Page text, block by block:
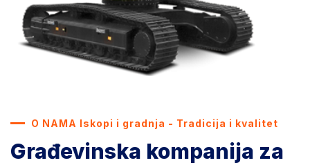
O NAMA Iskopi i gradnja - Tradicija i kvalitet
Građevinska kompanija za